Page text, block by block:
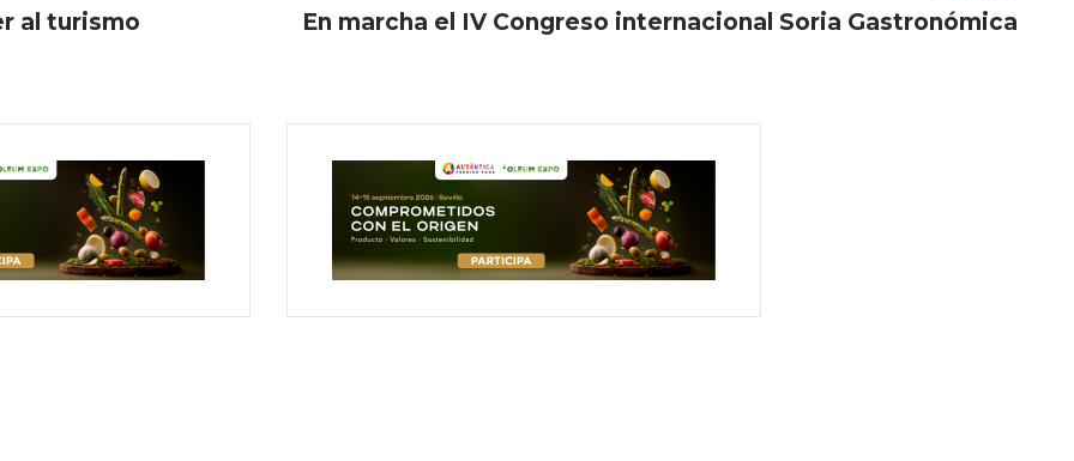
al turismo En marcha el IV Congreso internacional Soria Gastronómica